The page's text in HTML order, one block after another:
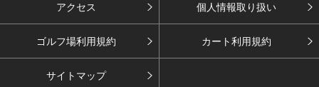
アクセス 個人情報取り扱い
ゴルフ場利用規約 カート利用規約
サイトマップ